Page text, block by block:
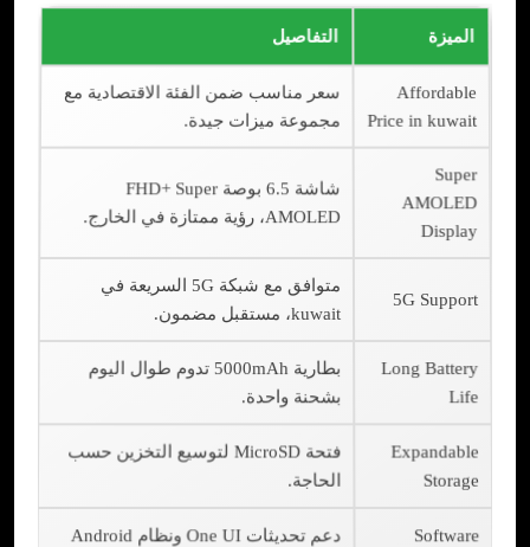
الميزة التفاصيل
Affordable
Price in kuwait
سعر مناسب ضمن الفئة الاقتصادية مع
مجموعة ميزات جيدة.
Super
AMOLED
Display
شاشة 6.5 بوصة FHD+ Super
AMOLED، رؤية ممتازة في الخارج.
5G Support
متوافق مع شبكة 5G السريعة في
kuwait، مستقبل مضمون.
Long Battery
Life
بطارية 5000mAh تدوم طوال اليوم
بشحنة واحدة.
Expandable
Storage
فتحة MicroSD لتوسيع التخزين حسب
الحاجة.
Software دعم تحديثات One UI ونظام Android